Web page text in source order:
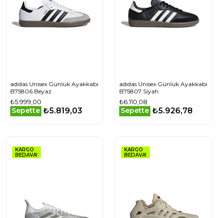
adidas Unisex Günlük Ayakkabı
B75806 Beyaz
₺5.999,00
Sepette ₺5.819,03
adidas Unisex Günlük Ayakkabı
B75807 Siyah
₺6.110,08
Sepette ₺5.926,78
KARGO
BEDAVA!
KARGO
BEDAVA!